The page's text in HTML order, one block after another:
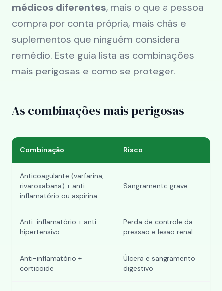
médicos diferentes, mais o que a pessoa
compra por conta própria, mais chás e
suplementos que ninguém considera
remédio. Este guia lista as combinações
mais perigosas e como se proteger.
As combinações mais perigosas
Combinação Risco
Anticoagulante (varfarina,
rivaroxabana) + anti-
inflamatório ou aspirina
Sangramento grave
Anti-inflamatório + anti-
hipertensivo
Perda de controle da
pressão e lesão renal
Anti-inflamatório +
corticoide
Úlcera e sangramento
digestivo